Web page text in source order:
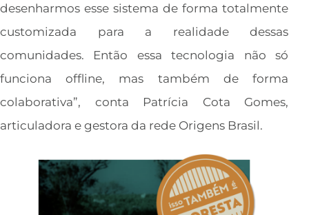
desenharmos esse sistema de forma totalmente
customizada para a realidade dessas
comunidades. Então essa tecnologia não só
funciona offline, mas também de forma
colaborativa”, conta Patrícia Cota Gomes,
articuladora e gestora da rede Origens Brasil.